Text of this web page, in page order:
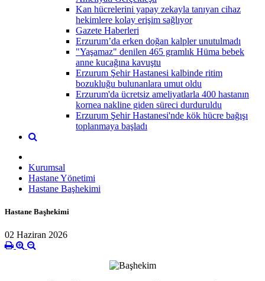
Kan hücrelerini yapay zekayla tanıyan cihaz
hekimlere kolay erişim sağlıyor
Gazete Haberleri
Erzurum’da erken doğan kalpler unutulmadı
"Yaşamaz" denilen 465 gramlık Hüma bebek
anne kucağına kavuştu
Erzurum Şehir Hastanesi kalbinde ritim
bozukluğu bulunanlara umut oldu
Erzurum'da ücretsiz ameliyatlarla 400 hastanın
kornea nakline giden süreci durduruldu
Erzurum Şehir Hastanesi'nde kök hücre bağışı
toplanmaya başladı
Kurumsal
Hastane Yönetimi
Hastane Başhekimi
Hastane Başhekimi
02 Haziran 2026